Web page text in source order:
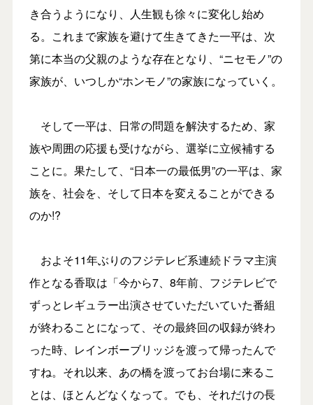
き合うようになり、人生観も徐々に変化し始め
る。これまで家族を避けて生きてきた一平は、次
第に本当の父親のような存在となり、“ニセモノ”の
家族が、いつしか“ホンモノ”の家族になっていく。
そして一平は、日常の問題を解決するため、家
族や周囲の応援も受けながら、選挙に立候補する
ことに。果たして、“日本一の最低男”の一平は、家
族を、社会を、そして日本を変えることができる
のか!?
およそ11年ぶりのフジテレビ系連続ドラマ主演
作となる香取は「今から7、8年前、フジテレビで
ずっとレギュラー出演させていただいていた番組
が終わることになって、その最終回の収録が終わ
った時、レインボーブリッジを渡って帰ったんで
すね。それ以来、あの橋を渡ってお台場に来るこ
とは、ほとんどなくなって。でも、それだけの長